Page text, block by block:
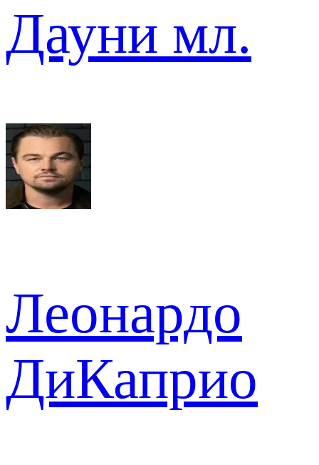
Дауни мл.
Леонардо
ДиКаприо